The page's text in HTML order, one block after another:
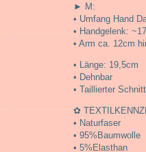
► M:
• Umfang Hand
• Handgelenk:
• Arm ca. 12cm
• Länge: 19,5cm
• Dehnbar
• Taillierter
✿
• Naturfaser
• 95%Baumwolle
• 5%Elasthan